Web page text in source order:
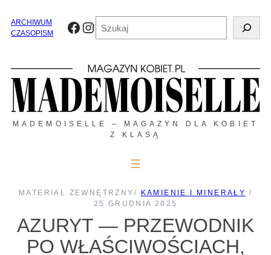
treściARCHIWUM
CZASOPISM
Facebook
Instagram
MADEMOISELLE – MAGAZYN DLA KOBIET
Z KLASĄ
MATERIAŁ ZEWNĘTRZNY / KAMIENIE I MINERAŁY /
25 GRUDNIA 2025
AZURYT — PRZEWODNIK
PO WŁAŚCIWOŚCIACH,